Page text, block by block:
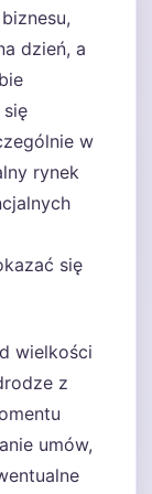
dzień, a
w
rynek
się
wielkości
z
umów,